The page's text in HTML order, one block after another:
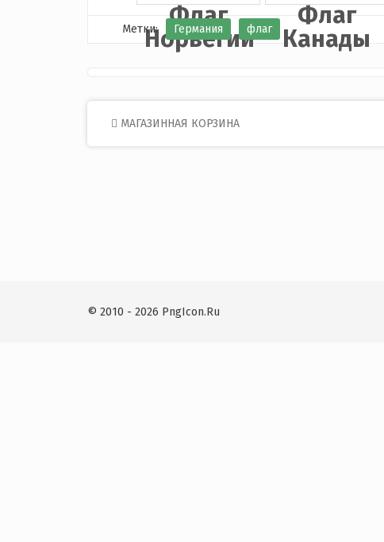
Флаг
Норвегии
Флаг
Канады
Метки: Германия флаг
Post
navigation
МАГАЗИННАЯ КОРЗИНА
© 2010 - 2026 PngIcon.Ru